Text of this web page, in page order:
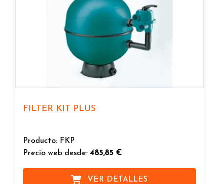
FILTER KIT PLUS
Producto: FKP
Precio web desde: 485,85 €
VER DETALLES